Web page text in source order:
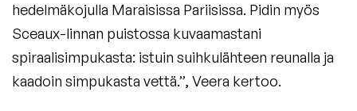
hedelmäkojulla Maraisissa Pariisissa. Pidin myös
Sceaux-linnan puistossa kuvaamastani
spiraalisimpukasta: istuin suihkulähteen reunalla ja
kaadoin simpukasta vettä.”, Veera kertoo.